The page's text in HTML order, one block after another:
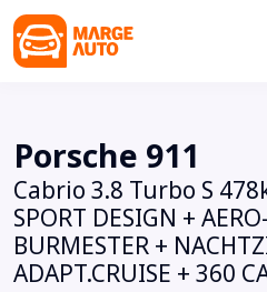
Porsche 911
Cabrio 3.8 Turbo S
SPORT DESIGN +
BURMESTER +
ADAPT.CRUISE + 360